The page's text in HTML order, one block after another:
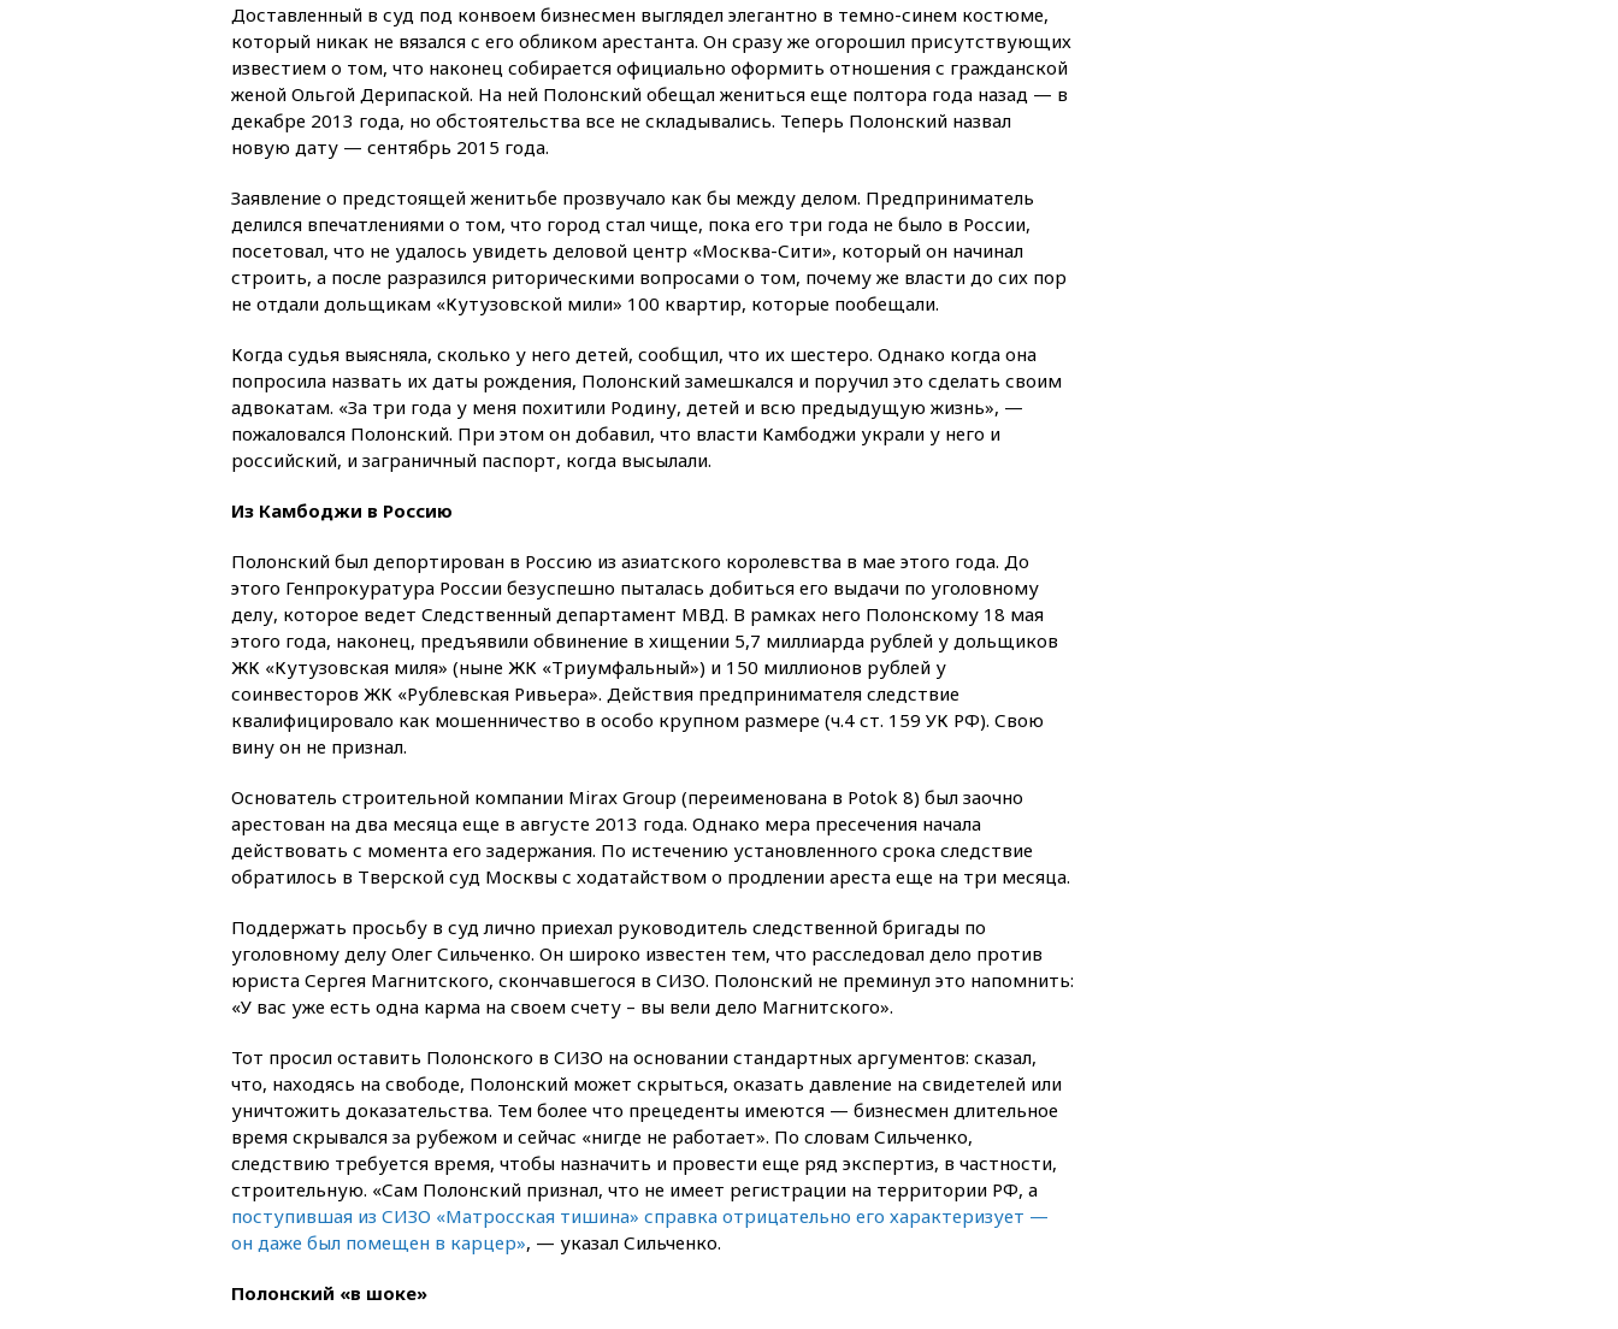
11:47Суд оставил под
арестом Rolls-Royce блогера
11:07При столкновении
10:27 Движение по трассе
«Новороссия» восстановлено
09:55 Силы ПВО перехватили
за утро 85 БПЛА над
территорией РФ
загорелся после падения
обломков дрона
08:57 Собянин сообщил о
девяти БПЛА, сбитых на
08:16 Лукашенко призвал
белорусов покупать избы в
селах
07:30 Нигерия стала
крупнейшим поставщиком
авиатоплива в Европу
усилий против наркотрафика
05:30ВМС Испании усилили
присутствие в Сеуте на фоне
миграционного кризиса
качество жилья в Нью-Йорке и
России
02:30Трамп попросил
отпустить его с круглого стола
войну»
01:35Мигрант погиб при
попытке попасть из Марокко в
Сеуту на параплане
00:30FT: ЕС не готов принять в
блок Украину из-за уровня
коррупции
Доставленный в суд под конвоем бизнесмен выглядел элегантно в темно-синем костюме,
который никак не вязался с его обликом арестанта. Он сразу же огорошил присутствующих
известием о том, что наконец собирается официально оформить отношения с гражданской
женой Ольгой Дерипаской. На ней Полонский обещал жениться еще полтора года назад — в
декабре 2013 года, но обстоятельства все не складывались. Теперь Полонский назвал
новую дату — сентябрь 2015 года.
Заявление о предстоящей женитьбе прозвучало как бы между делом. Предприниматель
делился впечатлениями о том, что город стал чище, пока его три года не было в России,
посетовал, что не удалось увидеть деловой центр «Москва-Сити», который он начинал
строить, а после разразился риторическими вопросами о том, почему же власти до сих пор
не отдали дольщикам «Кутузовской мили» 100 квартир, которые пообещали.
Когда судья выясняла, сколько у него детей, сообщил, что их шестеро. Однако когда она
попросила назвать их даты рождения, Полонский замешкался и поручил это сделать своим
адвокатам. «За три года у меня похитили Родину, детей и всю предыдущую жизнь», —
пожаловался Полонский. При этом он добавил, что власти Камбоджи украли у него и
российский, и заграничный паспорт, когда высылали.
Из Камбоджи в Россию
Полонский был депортирован в Россию из азиатского королевства в мае этого года. До
этого Генпрокуратура России безуспешно пыталась добиться его выдачи по уголовному
делу, которое ведет Следственный департамент МВД. В рамках него Полонскому 18 мая
этого года, наконец, предъявили обвинение в хищении 5,7 миллиарда рублей у дольщиков
ЖК «Кутузовская миля» (ныне ЖК «Триумфальный») и 150 миллионов рублей у
соинвесторов ЖК «Рублевская Ривьера». Действия предпринимателя следствие
квалифицировало как мошенничество в особо крупном размере (ч.4 ст. 159 УК РФ). Свою
вину он не признал.
Основатель строительной компании Mirax Group (переименована в Potok 8) был заочно
арестован на два месяца еще в августе 2013 года. Однако мера пресечения начала
действовать с момента его задержания. По истечению установленного срока следствие
обратилось в Тверской суд Москвы с ходатайством о продлении ареста еще на три месяца.
Поддержать просьбу в суд лично приехал руководитель следственной бригады по
уголовному делу Олег Сильченко. Он широко известен тем, что расследовал дело против
юриста Сергея Магнитского, скончавшегося в СИЗО. Полонский не преминул это напомнить:
«У вас уже есть одна карма на своем счету – вы вели дело Магнитского».
Тот просил оставить Полонского в СИЗО на основании стандартных аргументов: сказал,
что, находясь на свободе, Полонский может скрыться, оказать давление на свидетелей или
уничтожить доказательства. Тем более что прецеденты имеются — бизнесмен длительное
время скрывался за рубежом и сейчас «нигде не работает». По словам Сильченко,
следствию требуется время, чтобы назначить и провести еще ряд экспертиз, в частности,
строительную. «Сам Полонский признал, что не имеет регистрации на территории РФ, а
поступившая из СИЗО «Матросская тишина» справка отрицательно его характеризует —
он даже был помещен в карцер», — указал Сильченко.
Полонский «в шоке»